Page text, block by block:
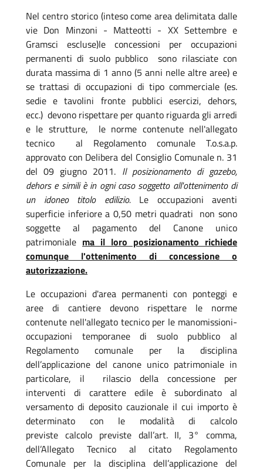
Nel centro storico (inteso come area delimitata dalle
vie Don Minzoni - Matteotti - XX Settembre e
Gramsci escluse)le concessioni per occupazioni
permanenti di suolo pubblico sono rilasciate con
durata massima di 1 anno (5 anni nelle altre aree) e
se trattasi di occupazioni di tipo commerciale (es.
sedie e tavolini fronte pubblici esercizi, dehors,
ecc.) devono rispettare per quanto riguarda gli arredi
e le strutture, le norme contenute nell'allegato
tecnico al Regolamento comunale T.o.s.a.p.
approvato con Delibera del Consiglio Comunale n. 31
del 09 giugno 2011. Il posizionamento di gazebo,
dehors e simili è in ogni caso soggetto all'ottenimento di
un idoneo titolo edilizio. Le occupazioni aventi
superficie inferiore a 0,50 metri quadrati non sono
soggette al pagamento del Canone unico
patrimoniale ma il loro posizionamento richiede
comunque l'ottenimento di concessione o
autorizzazione.
Le occupazioni d'area permanenti con ponteggi e
aree di cantiere devono rispettare le norme
contenute nell'allegato tecnico per le manomissioni-
occupazioni temporanee di suolo pubblico al
Regolamento comunale per la disciplina
dell’applicazione del canone unico patrimoniale in
particolare, il rilascio della concessione per
interventi di carattere edile è subordinato al
versamento di deposito cauzionale il cui importo è
determinato con le modalità di calcolo
previste calcolo previste dall’art. II, 3° comma,
dell’Allegato Tecnico al citato Regolamento
Comunale per la disciplina dell’applicazione del